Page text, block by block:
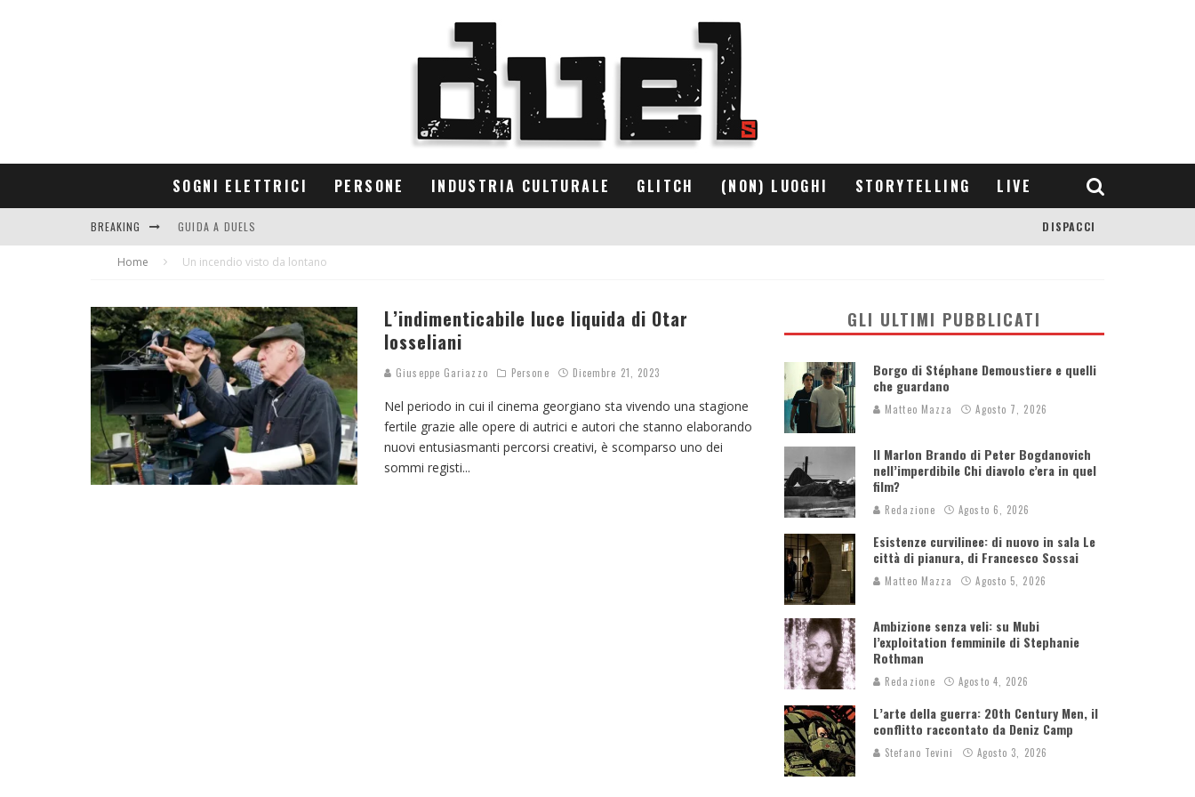
SOGNI ELETTRICI PERSONE INDUSTRIA CULTURALE GLITCH (NON) LUOGHI STORYTELLING LIVE
BREAKING GUIDA A DUELS
CONTRIBUTORS
DISPACCI
Home Un incendio visto da lontano
L’indimenticabile luce liquida di Otar
Iosseliani
Giuseppe Gariazzo Persone Dicembre 21, 2023
Nel periodo in cui il cinema georgiano sta vivendo una stagione
fertile grazie alle opere di autrici e autori che stanno elaborando
nuovi entusiasmanti percorsi creativi, è scomparso uno dei
sommi registi...
GLI ULTIMI PUBBLICATI
Borgo di Stéphane Demoustiere e quelli
che guardano
Matteo Mazza Agosto 7, 2026
Il Marlon Brando di Peter Bogdanovich
nell’imperdibile Chi diavolo c’era in quel
film?
Redazione Agosto 6, 2026
Esistenze curvilinee: di nuovo in sala Le
città di pianura, di Francesco Sossai
Matteo Mazza Agosto 5, 2026
Ambizione senza veli: su Mubi
l’exploitation femminile di Stephanie
Rothman
Redazione Agosto 4, 2026
L’arte della guerra: 20th Century Men, il
conflitto raccontato da Deniz Camp
Stefano Tevini Agosto 3, 2026